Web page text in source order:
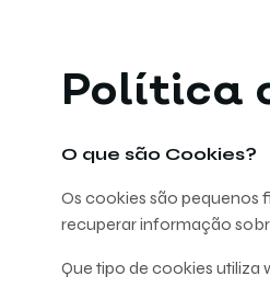
Política
O que são Cookies?
Os cookies são pequenos
recuperar informação
Que tipo de cookies utiliza